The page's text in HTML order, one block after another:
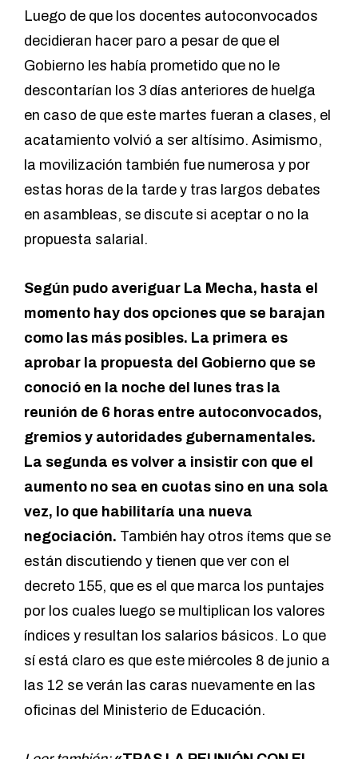
Luego de que los docentes autoconvocados
decidieran hacer paro a pesar de que el
Gobierno les había prometido que no le
descontarían los 3 días anteriores de huelga
en caso de que este martes fueran a clases, el
acatamiento volvió a ser altísimo. Asimismo,
la movilización también fue numerosa y por
estas horas de la tarde y tras largos debates
en asambleas, se discute si aceptar o no la
propuesta salarial.
Según pudo averiguar La Mecha, hasta el
momento hay dos opciones que se barajan
como las más posibles. La primera es
aprobar la propuesta del Gobierno que se
conoció en la noche del lunes tras la
reunión de 6 horas entre autoconvocados,
gremios y autoridades gubernamentales.
La segunda es volver a insistir con que el
aumento no sea en cuotas sino en una sola
vez, lo que habilitaría una nueva
negociación. También hay otros ítems que se
están discutiendo y tienen que ver con el
decreto 155, que es el que marca los puntajes
por los cuales luego se multiplican los valores
índices y resultan los salarios básicos. Lo que
sí está claro es que este miércoles 8 de junio a
las 12 se verán las caras nuevamente en las
oficinas del Ministerio de Educación.